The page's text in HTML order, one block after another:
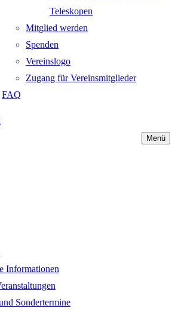
Teleskopen
Mitglied werden
Spenden
Vereinslogo
Zugang für Vereinsmitglieder
FAQ
Menü
Informationen
Sondertermine